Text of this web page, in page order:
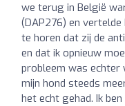
we terug in België
(DAP276) en
te horen dat zij de
en dat ik opnieuw
probleem was echter
mijn hond steeds
het echt gehad. Ik